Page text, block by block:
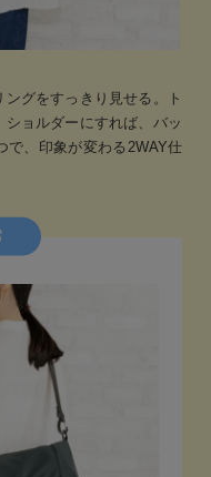
グをすっきり見せる。ト
ョルダーにすれば、バッ
で、印象が変わる2WAY仕